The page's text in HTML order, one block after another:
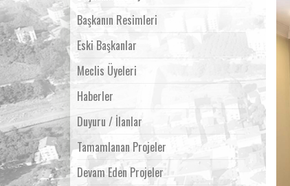
Başkanın Resimleri
Eski Başkanlar
Meclis Üyeleri
Haberler
Duyuru / İlanlar
Tamamlanan Projeler
Devam Eden Projeler